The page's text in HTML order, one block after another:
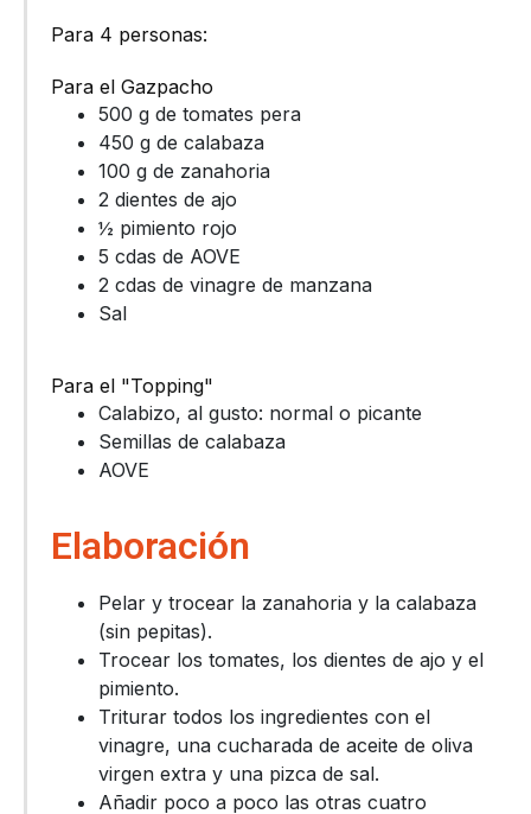
Para 4 personas:
Para el Gazpacho
500 g de tomates pera
450 g de calabaza
100 g de zanahoria
2 dientes de ajo
½ pimiento rojo
5 cdas de AOVE
2 cdas de vinagre de manzana
Sal
Para el "Topping"
Calabizo, al gusto: normal o picante
Semillas de calabaza
AOVE
Elaboración
Pelar y trocear la zanahoria y la calabaza
(sin pepitas).
Trocear los tomates, los dientes de ajo y el
pimiento.
Triturar todos los ingredientes con el
vinagre, una cucharada de aceite de oliva
virgen extra y una pizca de sal.
Añadir poco a poco las otras cuatro